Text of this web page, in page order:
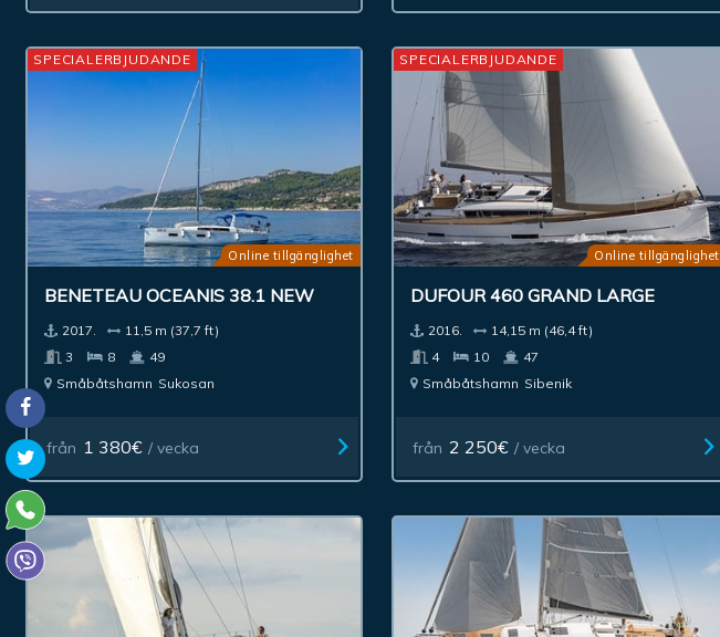
Online tillgänglighet
BENETEAU OCEANIS 38.1 NEW
2017.
11,5 m (37,7 ft)
3
8
49
Småbåtshamn Sukosan
från 1 380€ / vecka
SPECIALERBJUDANDE
Online tillgänglighet
DUFOUR 460 GRAND LARGE
2016.
14,15 m (46,4 ft)
4
10
47
Småbåtshamn Sibenik
från 2 250€ / vecka
SPECIALERBJUDANDE